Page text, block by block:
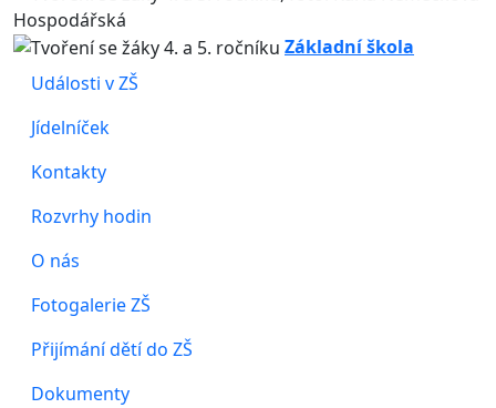
Základní škola
Události v ZŠ
Jídelníček
Kontakty
Rozvrhy hodin
O nás
Fotogalerie ZŠ
Přijímání dětí do ZŠ
Dokumenty